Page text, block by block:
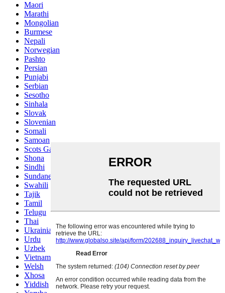
Maori
Marathi
Mongolian
Burmese
Nepali
Norwegian
Pashto
Persian
Punjabi
Serbian
Sesotho
Sinhala
Slovak
Slovenian
Somali
Samoan
Scots Gaelic
Shona
Sindhi
Sundanese
Swahili
Tajik
Tamil
Telugu
Thai
Ukrainian
Urdu
Uzbek
Vietnamese
Welsh
Xhosa
Yiddish